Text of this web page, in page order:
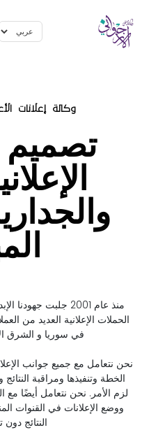
وكالة إعلانات
تصميم
منذ عام 2001 جلبت
الحملات الإعلانية العديد من
في سوريا و الشرق
نحن نتعامل مع جميع جوانب
الخطة وتنفيذها ومراقبة
لزم الأمر. نحن نتعامل أيضًا مع
ووضع الإعلانات في القنوات
النتائج دون